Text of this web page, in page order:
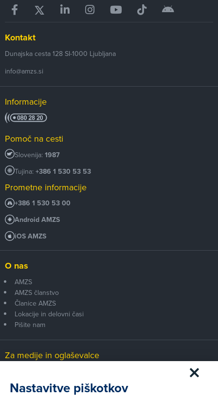
Kontakt
Dunajska cesta 128 SI-1000 Ljubljana
info@amzs.si
Informacije
Pomoč na cesti
Slovenija: 1987
Tujina: +386 1 530 53 53
Prometne informacije
+386 1 530 53 00
Android AMZS
iOS AMZS
O nas
AMZS
AMZS članstvo
Članice AMZS
Lokacije in delovni časi
Pišite nam
Za medije in oglaševalce
Nastavitve piškotkov